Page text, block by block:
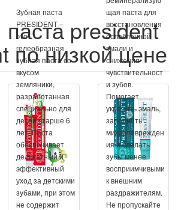
president
по низкой цене
Зубная паста
PRESIDENT –
это
гелеобразная
зубная паста со
вкусом
земляники,
разработанная
специально для
детей старше 6
лет. Паста
обеспечивает
деликатный и
эффективный
уход за детскими
зубами, при этом
не содержит
щая паста для
восстановления
ослабленной
эмали и
снижения
чувствительност
и зубов.
Помогает
укрепить эмаль,
заполнить
микроповрежден
ия и сделать
зубы менее
восприимчивыми
к внешним
раздражителям.
Не пропускайте